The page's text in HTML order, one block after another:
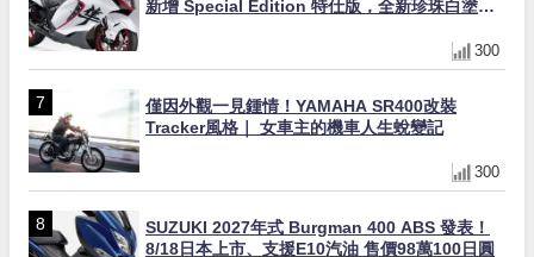
新增 Special Edition 特仕版，全新珍珠白塗裝
300
僅因外觀一見鍾情！YAMAHA SR400改裝
Tracker風格｜ 女車主的機車人生蛻變記
300
SUZUKI 2027年式 Burgman 400 ABS 發表！
8/18日本上市、支援E10汽油 售價98萬100日圓